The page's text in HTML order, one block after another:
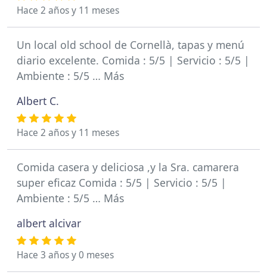
Hace 2 años y 11 meses
Un local old school de Cornellà, tapas y menú
diario excelente. Comida : 5/5 | Servicio : 5/5 |
Ambiente : 5/5 … Más
Albert C.
Hace 2 años y 11 meses
Comida casera y deliciosa ,y la Sra. camarera
super eficaz Comida : 5/5 | Servicio : 5/5 |
Ambiente : 5/5 … Más
albert alcivar
Hace 3 años y 0 meses